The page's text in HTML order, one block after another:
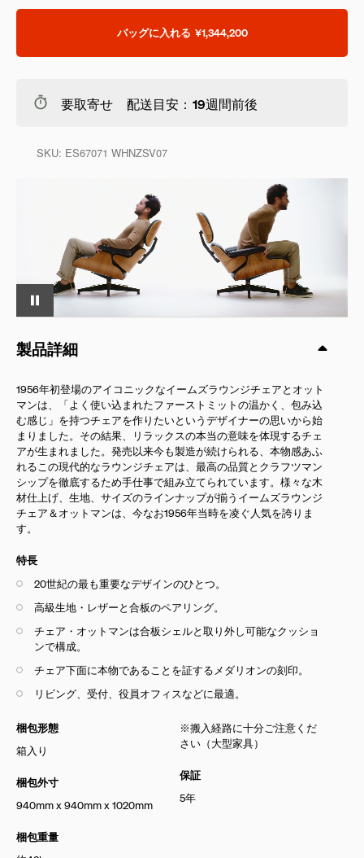
バッグに入れる ¥1,344,200
要取寄せ 配送目安：19週間前後
SKU: ES67071 WHNZSV07
製品詳細
1956年初登場のアイコニックなイームズラウンジチェアとオット
マンは、「よく使い込まれたファーストミットの温かく、包み込
む感じ」を持つチェアを作りたいというデザイナーの思いから始
まりました。その結果、リラックスの本当の意味を体現するチェ
アが生まれました。発売以来今も製造が続けられる、本物感あふ
れるこの現代的なラウンジチェアは、最高の品質とクラフツマン
シップを徹底するため手仕事で組み立てられています。様々な木
材仕上げ、生地、サイズのラインナップが揃うイームズラウンジ
チェア＆オットマンは、今なお1956年当時を凌ぐ人気を誇りま
す。
特長
20世紀の最も重要なデザインのひとつ。
高級生地・レザーと合板のペアリング。
チェア・オットマンは合板シェルと取り外し可能なクッショ
ンで構成。
チェア下面に本物であることを証するメダリオンの刻印。
リビング、受付、役員オフィスなどに最適。
梱包形態
箱入り
梱包外寸
940mm x 940mm x 1020mm
梱包重量
※搬入経路に十分ご注意くだ
さい（大型家具）
保証
5年